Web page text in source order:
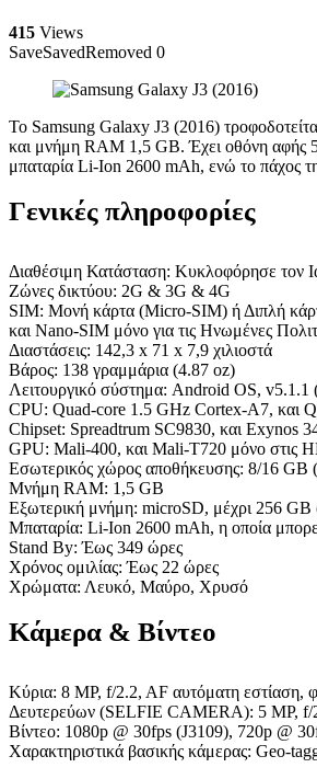
415 Views
SaveSavedRemoved 0
Το Samsung Galaxy J3 (2016)
και μνήμη RAM 1,5 GB. Έχει οθόνη αφής
μπαταρία Li-Ion 2600 mAh, ενώ το πάχος
Γενικές πληροφορίες
Διαθέσιμη Κατάσταση: Κυκλοφόρησε τον
Ζώνες δικτύου: 2G & 3G & 4G
SIM: Μονή κάρτα (Micro-SIM) ή Διπλή
και Nano-SIM μόνο για τις Ηνωμένες
Διαστάσεις: 142,3 x 71 x 7,9 χιλιοστά
Βάρος: 138 γραμμάρια (4.87 oz)
Λειτουργικό σύστημα: Android OS,
CPU: Quad-core 1.5 GHz Cortex-A7, και
Chipset: Spreadtrum SC9830, και Exynos
GPU: Mali-400, και Mali-T720 μόνο στις
Εσωτερικός χώρος αποθήκευσης: 8/16 GB
Μνήμη RAM: 1,5 GB
Εξωτερική μνήμη: microSD, μέχρι 256 GB
Μπαταρία: Li-Ion 2600 mAh, η οποία
Stand By: Έως 349 ώρες
Χρόνος ομιλίας: Έως 22 ώρες
Χρώματα: Λευκό, Μαύρο, Χρυσό
Κάμερα & Βίντεο
Κύρια: 8 MP, f/2.2, AF αυτόματη
Δευτερεύων (SELFIE CAMERA): 5 MP,
Βίντεο: 1080p @ 30fps (J3109), 720p @
Χαρακτηριστικά βασικής κάμερας: Geo-